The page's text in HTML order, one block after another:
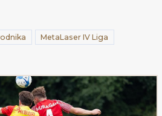
MetaLaser IV Liga